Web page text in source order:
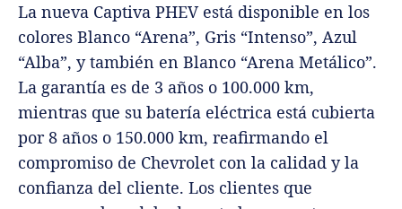
La nueva Captiva PHEV está disponible en los
colores Blanco “Arena”, Gris “Intenso”, Azul
“Alba”, y también en Blanco “Arena Metálico”.
La garantía es de 3 años o 100.000 km,
mientras que su batería eléctrica está cubierta
por 8 años o 150.000 km, reafirmando el
compromiso de Chevrolet con la calidad y la
confianza del cliente. Los clientes que